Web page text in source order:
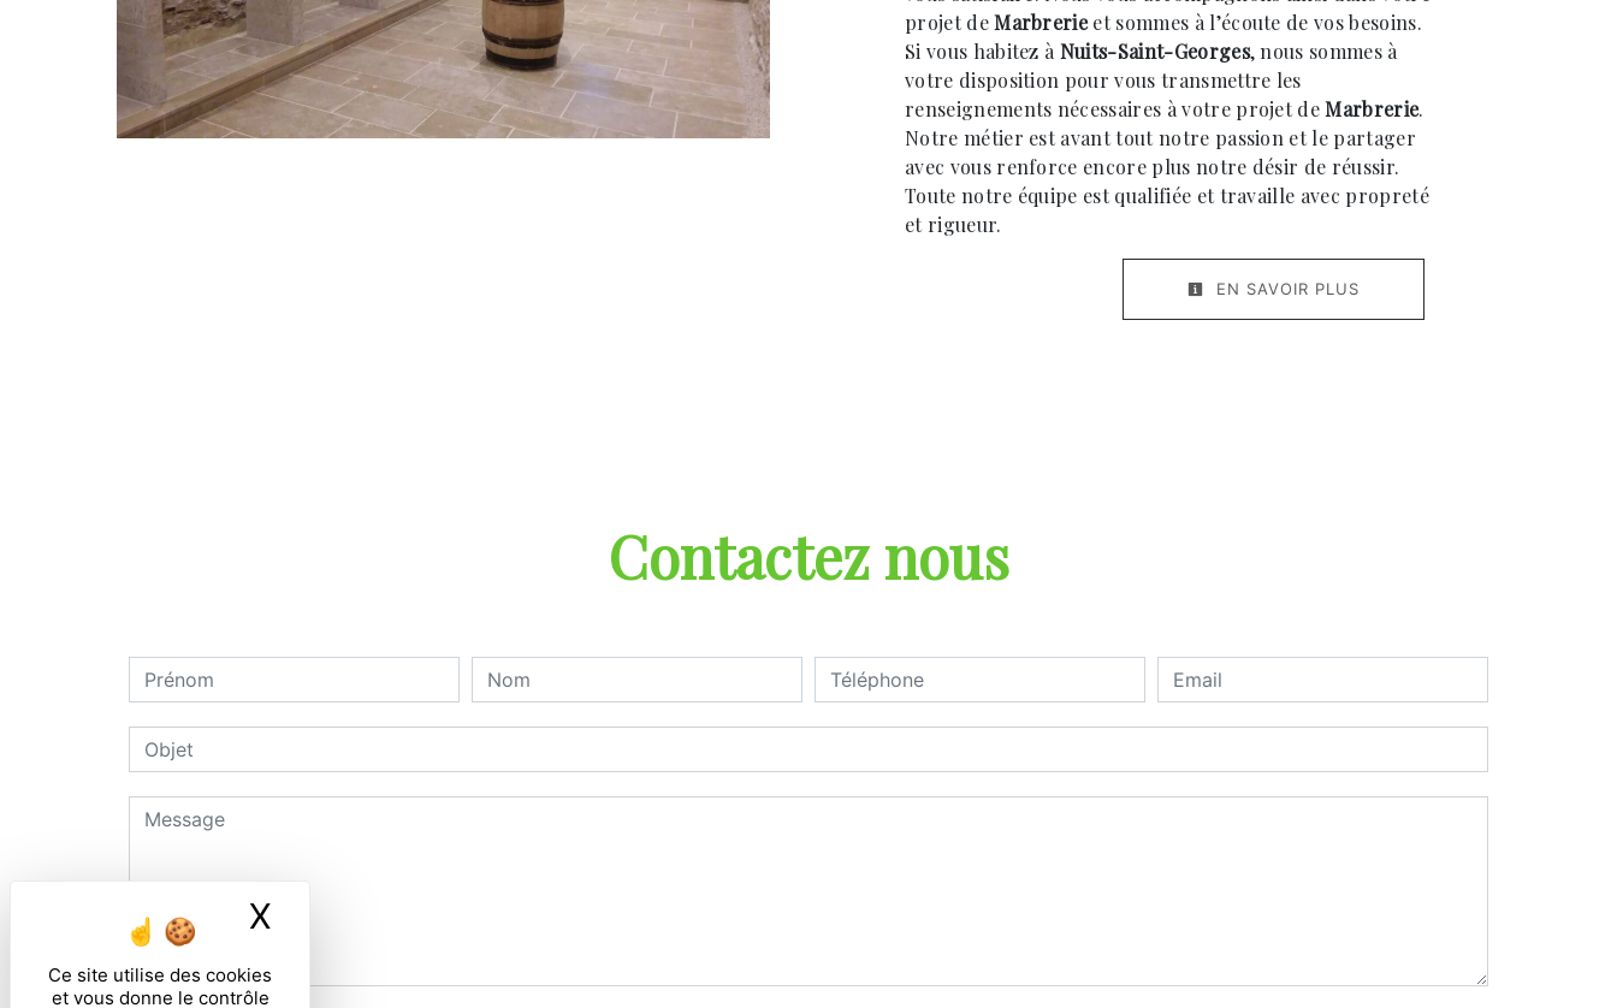
Ce site utilise des cookies
et vous donne le contrôle
X
projet deMarbrerieet sommes à l’écoute de vos besoins.
Si vous habitez à Nuits-Saint-Georges, nous sommes à
votre disposition pour vous transmettre les
renseignements nécessaires à votre projet deMarbrerie.
Notre métier est avant tout notre passion et le partager
avec vous renforce encore plus notre désir de réussir.
Toute notre équipe est qualifiée et travaille avec propreté
et rigueur.
EN SAVOIR PLUS
Contactez nous